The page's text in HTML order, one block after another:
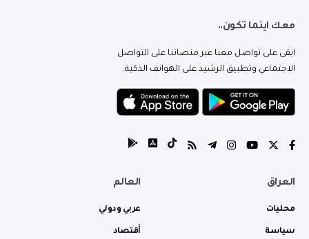
معك اينما تكون..
ابقى على تواصل معنا عبر منصاتنا على التواصل
الاجتماعي وتطبيق الرشيد على الهواتف الذكية.
العراق
محليات
سياسة
العالم
عربي ودولي
أقتصاد